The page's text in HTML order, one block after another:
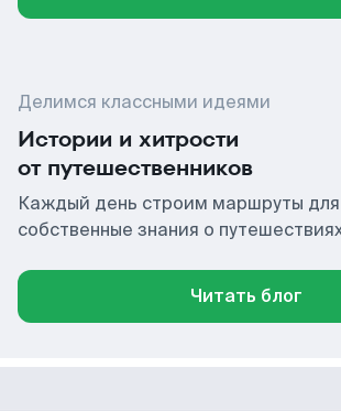
Делимся классными идеями
Истории и хитрости
от путешественников
Каждый день строим маршруты для
собственные знания о
Читать блог